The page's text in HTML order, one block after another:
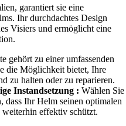
garantiert sie eine
Ihr durchdachtes Design
Visiers und ermöglicht eine
gehört zu einer umfassenden
die Möglichkeit bietet, Ihre
zu halten oder zu reparieren.
Instandsetzung : Wählen Sie
dass Ihr Helm seinen optimalen
effektiv schützt.